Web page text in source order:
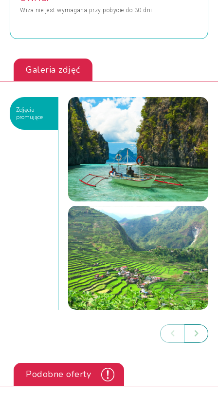
Wiza nie jest wymagana przy pobycie do 30 dni.
Galeria zdjęć
Zdjęcia
promujące
Podobne oferty